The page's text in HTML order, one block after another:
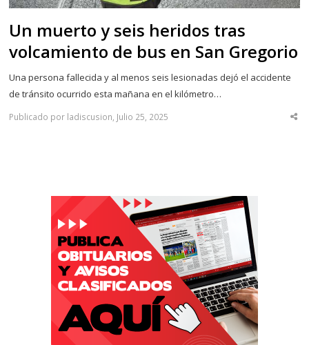
Un muerto y seis heridos tras
volcamiento de bus en San Gregorio
Una persona fallecida y al menos seis lesionadas dejó el accidente
de tránsito ocurrido esta mañana en el kilómetro…
Publicado por ladiscusion, Julio 25, 2025